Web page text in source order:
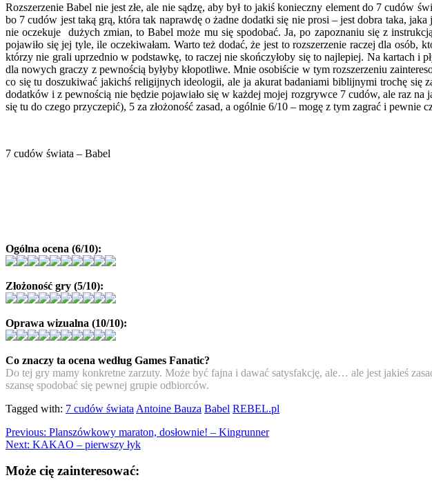
Rozszerzenie Babel nie jest złe, ale nie sądzę, aby był to jakiś konieczny element do 7
bo 7 cudów jest taką grą, która tak naprawdę o żadne dodatki się nie prosi – jest dobra taka,
nie oczekuje dużych zmian, to Babel może mu się spodobać. Ja, po zapoznaniu się z
pojawiło się jej tyle, ile oczekiwałam. Warto też dodać, że jest to rozszerzenie raczej dla
którzy nie grali uprzednio w podstawkę, to raczej nie skończyłoby się to najlepiej. Na kartach
dla nowych graczy z pewnością byłyby kłopotliwe. Mnie osobiście w tym rozszerzeniu
co się tu doszukiwać jakichś religijnych ideologii, ale ja akurat badaniami biblijnymi trochę się
dodatków i z pewnością nie będzie pojawiało się w każdej mojej rozgrywce 7 cudów, ale raz
się tu do czego przyczepić), 5 za złożoność zasad, a ogólnie 6/10 – mogę z tym zagrać i pewnie
7 cudów świata – Babel
Ogólna ocena (6/10):
Złożoność gry (5/10):
Oprawa wizualna (10/10):
Co znaczy ta ocena według Games Fanatic?
Do tej gry mamy konkretne zarzuty. Może być fajna i dawać satysfakcję, ale… ale jest jakieś
szansę spodobać się pewnej grupie odbiorców.
Tagged with: 7 cudów świata Antoine Bauza Babel REBEL.pl
Previous: Planszówkowy maraton, dosłownie! – Kingrunner
Next: KAKAO – pierwszy łyk
Może cię zainteresować: